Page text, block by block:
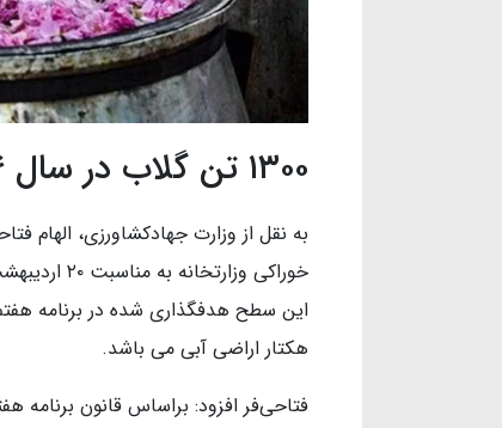
۱۳۰۰ تن گلاب در سال ۱۴۰۴ صادر شد
به نقل از وزارت جهادکشاورزی، الهام
خوراکی
هکتار اراضی آبی می باشد.